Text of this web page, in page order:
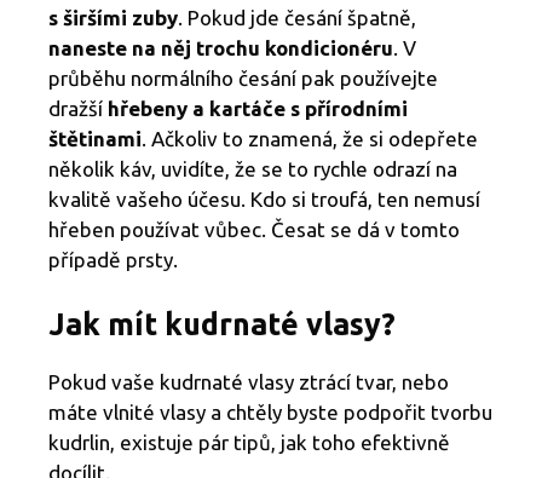
s širšími zuby. Pokud jde česání špatně,
naneste na něj trochu kondicionéru. V
průběhu normálního česání pak používejte
dražší hřebeny a kartáče s přírodními
štětinami. Ačkoliv to znamená, že si odepřete
několik káv, uvidíte, že se to rychle odrazí na
kvalitě vašeho účesu. Kdo si troufá, ten nemusí
hřeben používat vůbec. Česat se dá v tomto
případě prsty.
Jak mít kudrnaté vlasy?
Pokud vaše kudrnaté vlasy ztrácí tvar, nebo
máte vlnité vlasy a chtěly byste podpořit tvorbu
kudrlin, existuje pár tipů, jak toho efektivně
docílit.